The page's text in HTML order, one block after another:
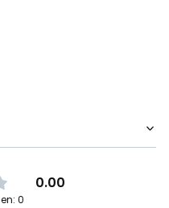
0.00
0